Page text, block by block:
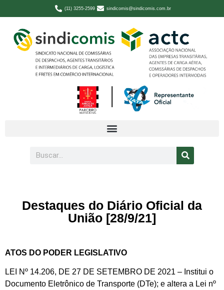
(11) 3255-2599 sindicomis@sindicomis.com.br
Destaques do Diário Oficial da
União [28/9/21]
ATOS DO PODER LEGISLATIVO
LEI Nº 14.206, DE 27 DE SETEMBRO DE 2021 – Institui o
Documento Eletrônico de Transporte (DTe); e altera a Lei nº